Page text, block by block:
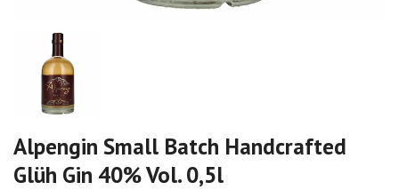
Alpengin Small Batch Handcrafted
Glüh Gin 40% Vol. 0,5l